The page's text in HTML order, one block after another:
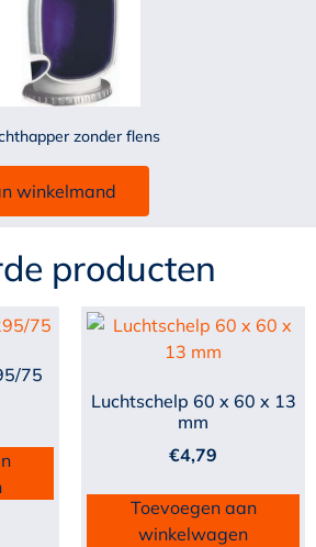
zonder flens
winkelmand
producten
75
Luchtschelp 60 x 60 x 13
mm
€4,79
Toevoegen aan
winkelwagen